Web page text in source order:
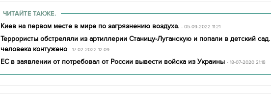
ЧИТАЙТЕ ТАКЖЕ.
Киев на первом месте в мире по загрязнению воздуха. - 05-09-2022 11:21
Террористы обстреляли из артиллерии Станицу-Луганскую и попали в детский
человека контужено - 17-02-2022 12:09
ЕС в заявлении от потребовал от России вывести войска из Украины - 18-07-2020 21:18